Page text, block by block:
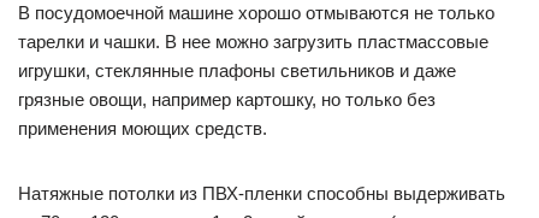
В посудомоечной машине хорошо отмываются не только
тарелки и чашки. В нее можно загрузить пластмассовые
игрушки, стеклянные плафоны светильников и даже
грязные овощи, например картошку, но только без
применения моющих средств.
Натяжные потолки из ПВХ-пленки способны выдерживать